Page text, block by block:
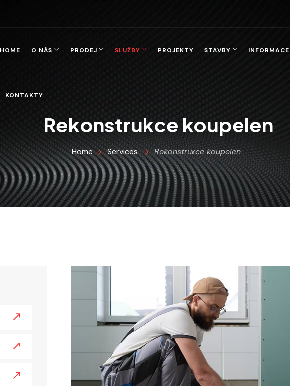
HOME O NÁS PRODEJ SLUŽBY PROJEKTY STAVBY INFORMACE
KONTAKTY
Rekonstrukce koupelen
Home Services Rekonstrukce koupelen